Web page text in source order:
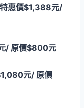
惠價$1,388元/
/ 原價$800元
元/ 原價